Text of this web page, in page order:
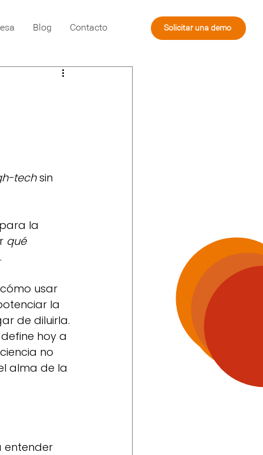
Blog Contacto Solicitar una demo
tech sin
la
qué
usar
la
de diluirla.
hoy a
no
alma de la
entender